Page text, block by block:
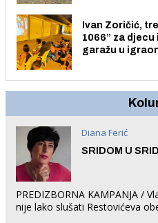
Ivan Zoričić,
1066” za
garažu u
Diana Ferić
SRIDOM U
PREDIZBORNA KAMPANJA /
nije lako slušati Restovićeva